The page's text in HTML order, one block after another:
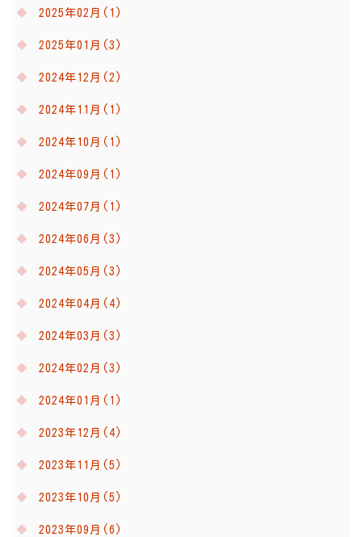
2025年02月(1)
2025年01月(3)
2024年12月(2)
2024年11月(1)
2024年10月(1)
2024年09月(1)
2024年07月(1)
2024年06月(3)
2024年05月(3)
2024年04月(4)
2024年03月(3)
2024年02月(3)
2024年01月(1)
2023年12月(4)
2023年11月(5)
2023年10月(5)
2023年09月(6)